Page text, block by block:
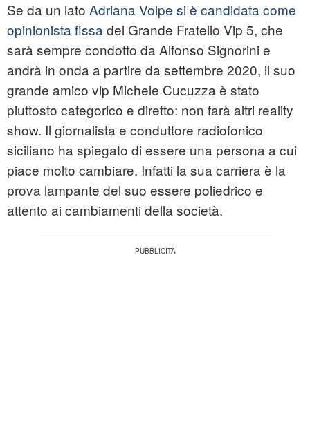
Se da un lato Adriana Volpe si è candidata come
opinionista fissa del Grande Fratello Vip 5, che
sarà sempre condotto da Alfonso Signorini e
andrà in onda a partire da settembre 2020, il suo
grande amico vip Michele Cucuzza è stato
piuttosto categorico e diretto: non farà altri reality
show. Il giornalista e conduttore radiofonico
siciliano ha spiegato di essere una persona a cui
piace molto cambiare. Infatti la sua carriera è la
prova lampante del suo essere poliedrico e
attento ai cambiamenti della società.